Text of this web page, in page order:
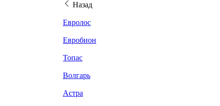
Назад
Евролос
Евробион
Топас
Волгарь
Астра